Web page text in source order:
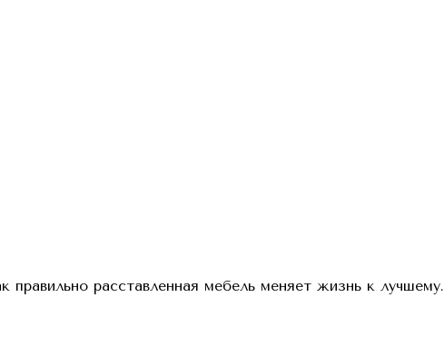
расставленная мебель меняет жизнь к лучшему.